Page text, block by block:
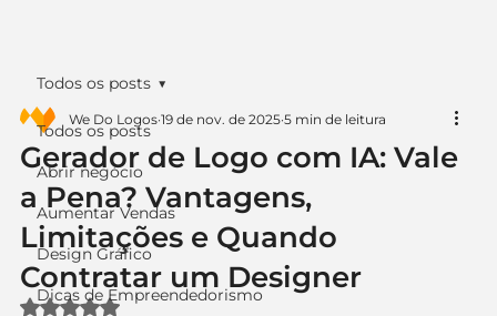
Todos os posts
Abrir negócio
Aumentar Vendas
Design Gráfico
Dicas de Empreendedorismo
Todos os posts
Gerador de Logo com IA: Vale
a Pena? Vantagens,
Limitações e Quando
Contratar um Designer
We Do Logos 19 de nov. de 2025 5 min de leitura
Avaliado com NaN de 5 estrelas.